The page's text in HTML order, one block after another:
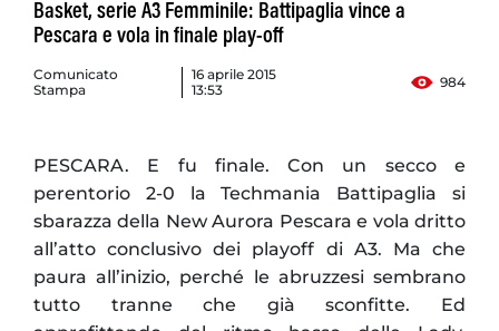
Basket, serie A3 Femminile: Battipaglia vince a
Pescara e vola in finale play-off
Comunicato
Stampa
16 aprile 2015
13:53
984
PESCARA. E fu finale. Con un secco e
perentorio 2-0 la Techmania Battipaglia si
sbarazza della New Aurora Pescara e vola dritto
all’atto conclusivo dei playoff di A3. Ma che
paura all’inizio, perché le abruzzesi sembrano
tutto tranne che già sconfitte. Ed